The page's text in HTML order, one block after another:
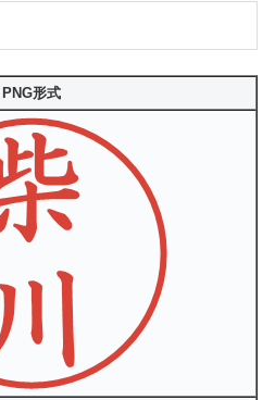
PNG形式